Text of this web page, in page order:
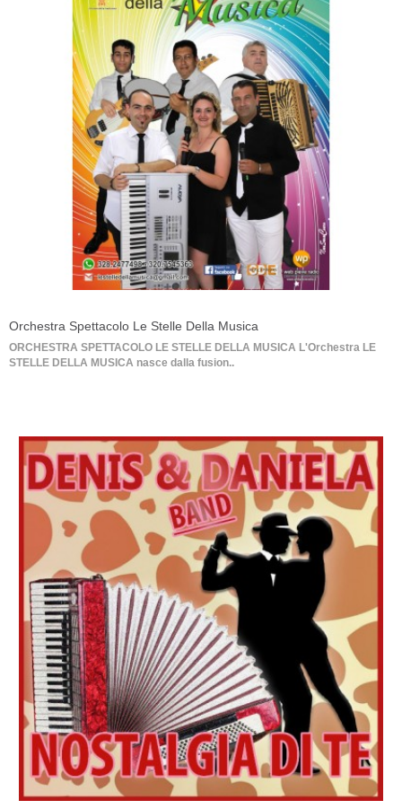
Orchestra Spettacolo Le Stelle Della Musica
ORCHESTRA SPETTACOLO LE STELLE DELLA MUSICA L'Orchestra LE
STELLE DELLA MUSICA nasce dalla fusion..